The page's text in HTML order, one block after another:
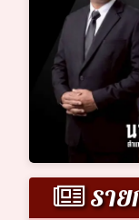
ราย